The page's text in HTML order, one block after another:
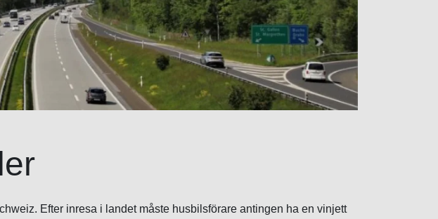
Efter inresa i landet måste husbilsförare antingen ha en vinjett